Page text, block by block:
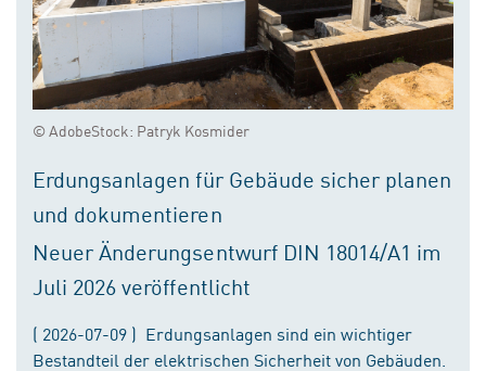
© AdobeStock: Patryk Kosmider
Erdungsanlagen für Gebäude sicher planen
und dokumentieren
Neuer Änderungsentwurf DIN 18014/A1 im
Juli 2026 veröffentlicht
( 2026-07-09 ) Erdungsanlagen sind ein wichtiger
Bestandteil der elektrischen Sicherheit von Gebäuden.